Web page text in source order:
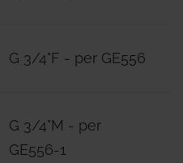
cantiere comprendente
DOPPIO
G 3/4"F - per GE556
G 3/4"M - per
GE556-1